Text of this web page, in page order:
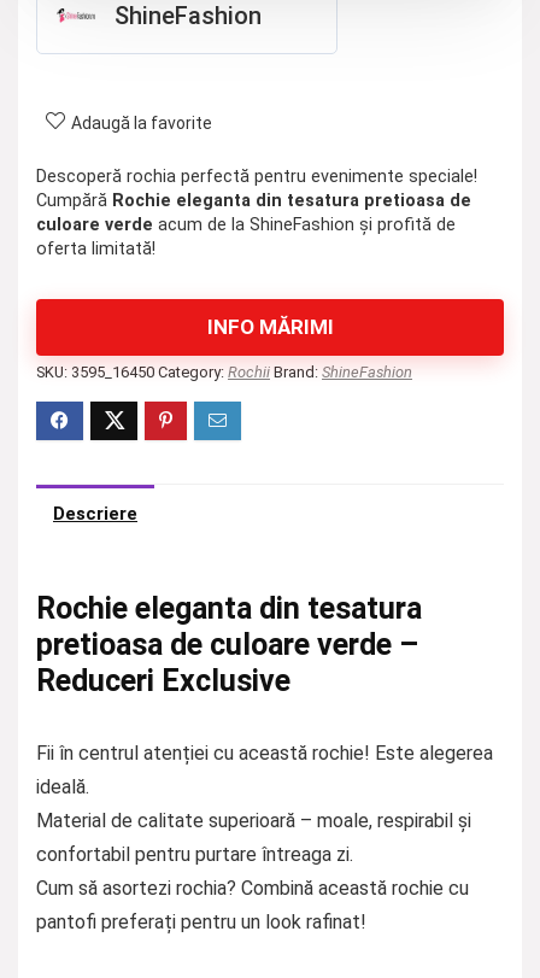
ShineFashion
Adaugă la favorite
Descoperă rochia perfectă pentru evenimente speciale!
Cumpără Rochie eleganta din tesatura pretioasa de
culoare verde acum de la ShineFashion și profită de
oferta limitată!
INFO MĂRIMI
SKU: 3595_16450 Category: Rochii Brand: ShineFashion
Descriere
Rochie eleganta din tesatura
pretioasa de culoare verde –
Reduceri Exclusive
Fii în centrul atenției cu această rochie! Este alegerea
ideală.
Material de calitate superioară – moale, respirabil și
confortabil pentru purtare întreaga zi.
Cum să asortezi rochia? Combină această rochie cu
pantofi preferați pentru un look rafinat!